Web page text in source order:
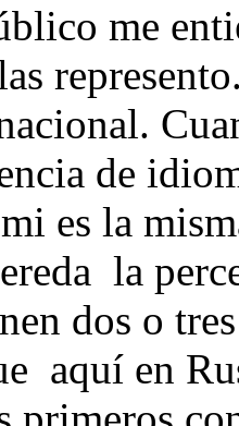
me
de
es la
la
dos o
aquí en